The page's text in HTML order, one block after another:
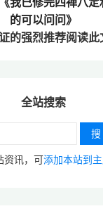
的可以问问》
的强烈推荐阅读此
全站搜索
搜
资讯，可添加本站到